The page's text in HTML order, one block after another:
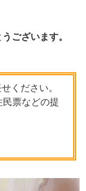
ございます。
ください。
票などの提